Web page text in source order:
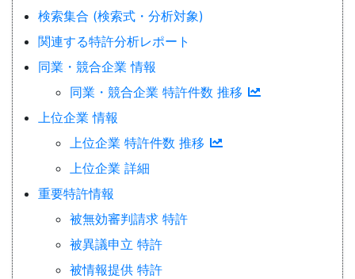
検索集合 (検索式・分析対象)
関連する特許分析レポート
同業・競合企業 情報
同業・競合企業 特許件数 推移
上位企業 情報
上位企業 特許件数 推移
上位企業 詳細
重要特許情報
被無効審判請求 特許
被異議申立 特許
被情報提供 特許